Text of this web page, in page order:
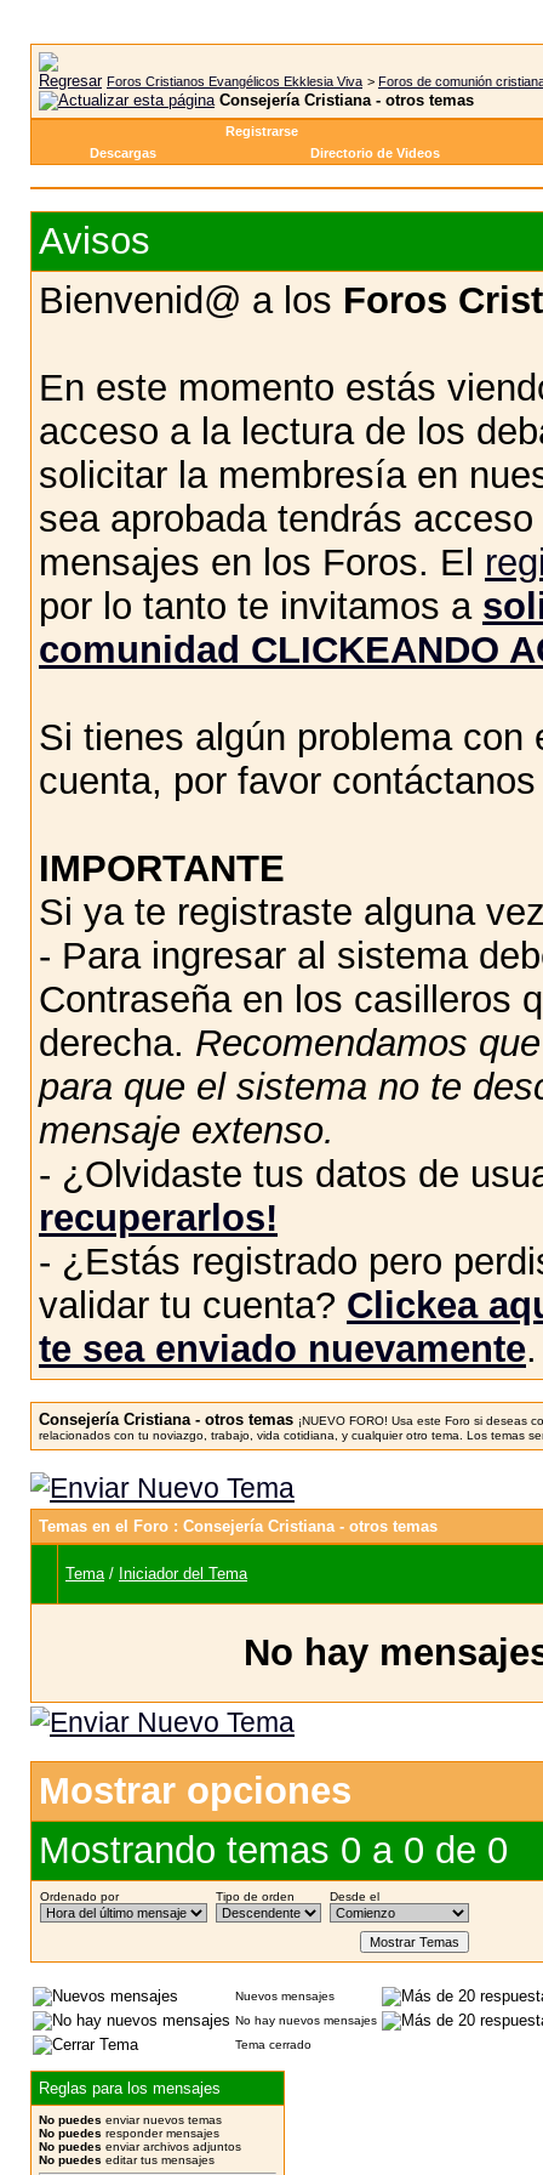
Foros Cristianos Evangélicos Ekklesia Viva > Foros de comunión
Consejería Cristiana - otros temas
Registrarse
Descargas
Directorio de Videos
Avisos
Bienvenid@ a los Foros
En este momento estás
acceso a la lectura de los
solicitar la membresía en
sea aprobada tendrás
mensajes en los Foros. El
por lo tanto te invitamos a
comunidad CLICKEANDO
Si tienes algún problema
cuenta, por favor
IMPORTANTE
Si ya te registraste alguna
- Para ingresar al sistema
Contraseña en los casilleros
derecha. Recomendamos
para que el sistema no te
mensaje extenso.
- ¿Olvidaste tus datos de
recuperarlos!
- ¿Estás registrado pero
validar tu cuenta? Clickea
te sea enviado nuevamente.
Consejería Cristiana - otros temas ¡NUEVO FORO! Usa este Foro si deseas
relacionados con tu noviazgo, trabajo, vida cotidiana, y cualquier otro tema. Los temas
Temas en el Foro : Consejería Cristiana - otros temas
Tema/ Iniciador del Tema
No hay
Mostrar opciones
Mostrando temas 0 a 0 de 0
Ordenado por Tipo de orden Desde el
Nuevos mensajes
No hay nuevos mensajes
Tema cerrado
Reglas para los mensajes
No puedes enviar nuevos temas
No puedes responder mensajes
No puedes enviar archivos adjuntos
No puedes editar tus mensajes